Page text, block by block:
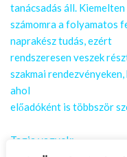
tanácsadás áll.
számomra a folyamatos
naprakész tudás, ezért
rendszeresen veszek
szakmai
ahol
előadóként is többször
Tagja vagyok: